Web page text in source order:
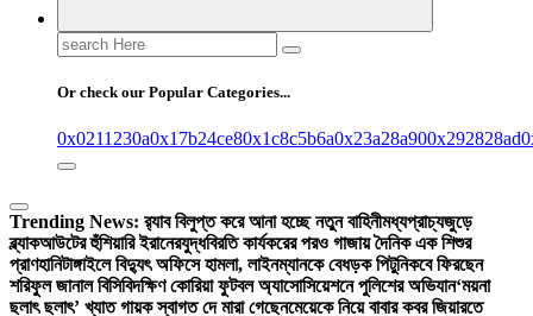
Search
for:
Or check our Popular Categories...
0x0211230a0x17b24ce80x1c8c5b6a0x23a28a900x292828ad
Trending News: র‍্যাব বিলুপ্ত করে আনা হচ্ছে নতুন বাহিনীমধ্যপ্রাচ্যজুড়ে
ব্ল্যাকআউটের হুঁশিয়ারি ইরানেরযুদ্ধবিরতি কার্যকরের পরও গাজায় দৈনিক এক শিশুর
প্রাণহানিটাঙ্গাইলে বিদ্যুৎ অফিসে হামলা, লাইনম্যানকে বেধড়ক পিটুনিকবে ফিরছেন
শরিফুল জানাল বিসিবিদক্ষিণ কোরিয়া ফুটবল অ্যাসোসিয়েশনে পুলিশের অভিযান‘ময়না
ছলাৎ ছলাৎ’ খ্যাত গায়ক স্বাগত দে মারা গেছেনমেয়েকে নিয়ে বাবার কবর জিয়ারতে